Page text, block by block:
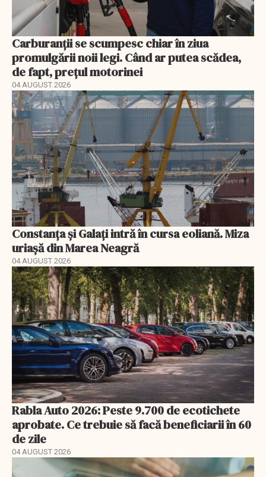
Carburanții se scumpesc chiar în ziua
promulgării noii legi. Când ar putea scădea,
de fapt, prețul motorinei
04 AUGUST 2026
Constanța și Galați intră în cursa eoliană. Miza
uriașă din Marea Neagră
04 AUGUST 2026
Rabla Auto 2026: Peste 9.700 de ecotichete
aprobate. Ce trebuie să facă beneficiarii în 60
de zile
04 AUGUST 2026